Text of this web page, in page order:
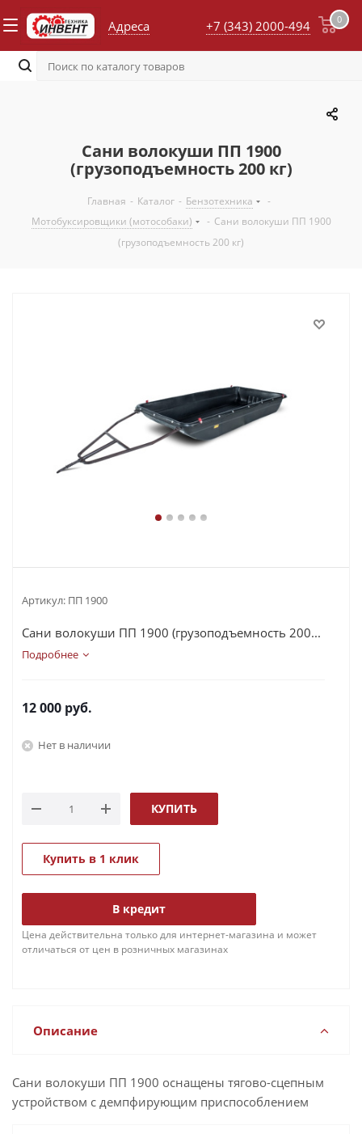
Адреса 0
+7 (343) 2000-494
Сани волокуши ПП 1900
(грузоподъемность 200 кг)
Главная - Каталог - Бензотехника
-
Мотобуксировщики (мотособаки)
- Сани волокуши ПП 1900
(грузоподъемность 200 кг)
Артикул: ПП 1900
Сани волокуши ПП 1900 (грузоподъемность 200...
Подробнее
12 000 руб.
Нет в наличии
КУПИТЬ
Купить в 1 клик
В кредит
Цена действительна только для интернет-магазина и может
отличаться от цен в розничных магазинах
Описание
Сани волокуши ПП 1900 оснащены тягово-сцепным
устройством с демпфирующим приспособлением